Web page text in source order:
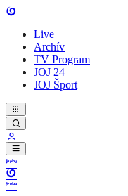
Live
Archív
TV Program
JOJ 24
JOJ Šport